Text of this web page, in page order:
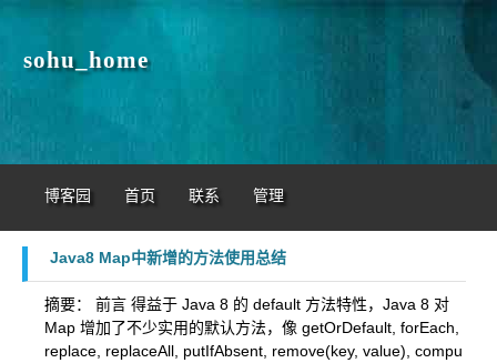
sohu_home
博客园 首页 联系 管理
Java8 Map中新增的方法使用总结
摘要： 前言 得益于 Java 8 的 default 方法特性，Java 8 对
Map 增加了不少实用的默认方法，像 getOrDefault, forEach,
replace, replaceAll, putIfAbsent, remove(key, value), compu